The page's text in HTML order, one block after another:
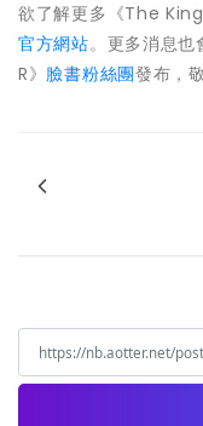
欲了解更多《The
官方網站。更多消息
R》臉書粉絲團發布，